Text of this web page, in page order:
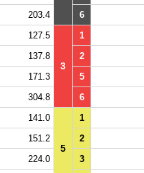
203.4 6
127.5
3
1
137.8 2
171.3 5
304.8 6
141.0
5
1
151.2 2
224.0 3